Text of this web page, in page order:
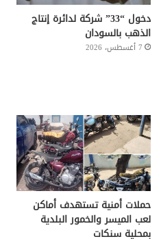
دخول “33” شركة لدائرة إنتاج
الذهب بالسودان
7 أغسطس، 2026
حملات أمنية تستهدف أماكن
لعب الميسر والخمور البلدية
بمحلية سنكات